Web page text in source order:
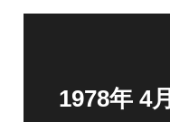
1978年 4月